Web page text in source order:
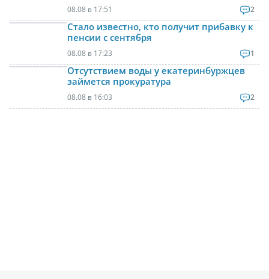
08.08 в 17:51 2
Стало известно, кто получит прибавку к
пенсии с сентября
08.08 в 17:23 1
Отсутствием воды у екатеринбуржцев
займется прокуратура
08.08 в 16:03 2